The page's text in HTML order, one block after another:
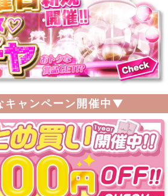
ャンペーン開催中▼